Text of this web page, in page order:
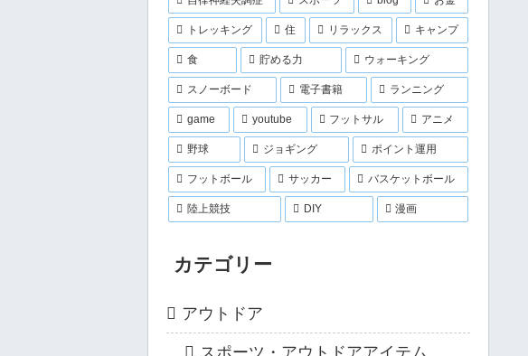
トレッキング 住 リラックス キャンプ
食 貯める力 ウォーキング
スノーボード 電子書籍 ランニング
game youtube フットサル アニメ
野球 ジョギング ポイント運用
フットボール サッカー バスケットボール
陸上競技 DIY 漫画
カテゴリー
アウトドア